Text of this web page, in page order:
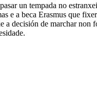
un tempada no
e a beca Erasmus que
a decisión de marchar non